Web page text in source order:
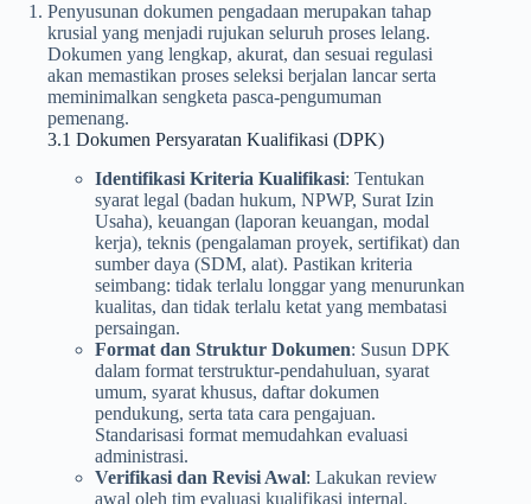
Penyusunan dokumen pengadaan merupakan tahap
krusial yang menjadi rujukan seluruh proses lelang.
Dokumen yang lengkap, akurat, dan sesuai regulasi
akan memastikan proses seleksi berjalan lancar serta
meminimalkan sengketa pasca-pengumuman
pemenang.
3.1 Dokumen Persyaratan Kualifikasi (DPK)
Identifikasi Kriteria Kualifikasi: Tentukan
syarat legal (badan hukum, NPWP, Surat Izin
Usaha), keuangan (laporan keuangan, modal
kerja), teknis (pengalaman proyek, sertifikat) dan
sumber daya (SDM, alat). Pastikan kriteria
seimbang: tidak terlalu longgar yang menurunkan
kualitas, dan tidak terlalu ketat yang membatasi
persaingan.
Format dan Struktur Dokumen: Susun DPK
dalam format terstruktur-pendahuluan, syarat
umum, syarat khusus, daftar dokumen
pendukung, serta tata cara pengajuan.
Standarisasi format memudahkan evaluasi
administrasi.
Verifikasi dan Revisi Awal: Lakukan review
awal oleh tim evaluasi kualifikasi internal.